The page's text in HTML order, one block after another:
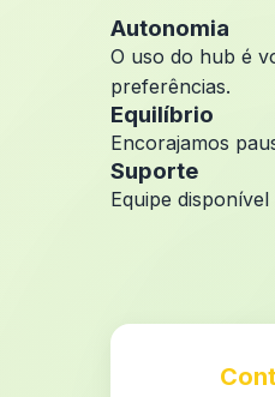
Autonomia
O uso do hub é
preferências.
Equilíbrio
Encorajamos
Suporte
Equipe